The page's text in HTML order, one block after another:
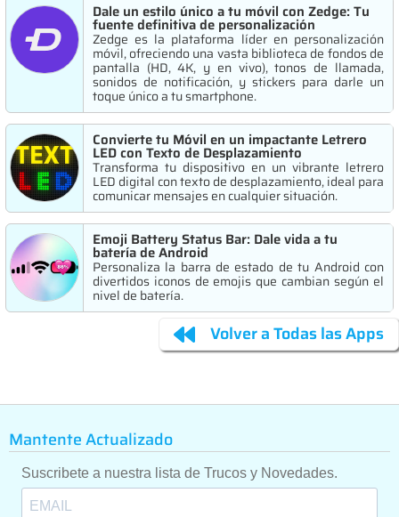
Dale un estilo único a tu móvil con Zedge: Tu
fuente definitiva de personalización
Zedge es la plataforma líder en personalización
móvil, ofreciendo una vasta biblioteca de fondos de
pantalla (HD, 4K, y en vivo), tonos de llamada,
sonidos de notificación, y stickers para darle un
toque único a tu smartphone.
Convierte tu Móvil en un impactante Letrero
LED con Texto de Desplazamiento
Transforma tu dispositivo en un vibrante letrero
LED digital con texto de desplazamiento, ideal para
comunicar mensajes en cualquier situación.
Emoji Battery Status Bar: Dale vida a tu
batería de Android
Personaliza la barra de estado de tu Android con
divertidos iconos de emojis que cambian según el
nivel de batería.
Volver a Todas las Apps
Mantente Actualizado
Suscribete a nuestra lista de Trucos y Novedades.